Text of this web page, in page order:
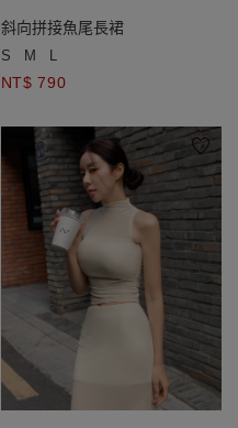
斜向拼接魚尾長裙
S M L
NT$ 790